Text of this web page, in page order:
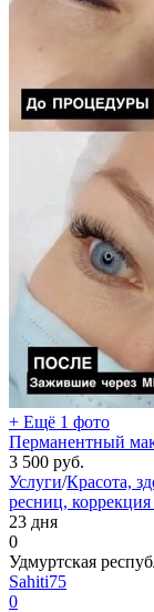
+ Ещё 1 фото
Перманентный
3 500 руб.
Услуги/Красота,
ресниц, коррекция
23 дня
0
Удмуртская
Sahiti75
0